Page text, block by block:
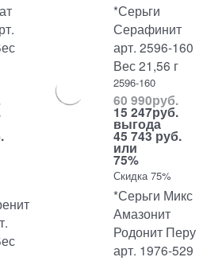
*Серьги
Серафинит
арт. 2596-160
Вес 21,56 г
2596-160
60 990руб.
15 247руб.
выгода
45 743 руб.
или
75%
Скидка 75%
*Серьги Микс
Амазонит
Родонит Перу
арт. 1976-529